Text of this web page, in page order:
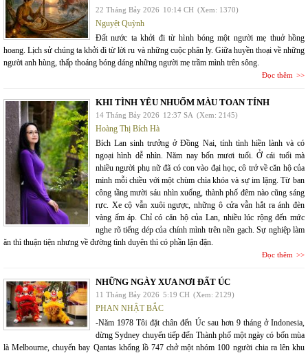
22 Tháng Bảy 2026 10:14 CH (Xem: 1370)
Nguyệt Quỳnh
Đất nước ta khởi đi từ hình bóng một người mẹ thuở hồng
hoang. Lịch sử chúng ta khởi đi từ lời ru và những cuộc phân ly. Giữa huyền thoại về những
người anh hùng, thấp thoáng bóng dáng những người mẹ trầm mình trên sông.
Đọc thêm
KHI TÌNH YÊU NHUỐM MÀU TOAN TÍNH
14 Tháng Bảy 2026 12:37 SA (Xem: 2145)
Hoàng Thị Bích Hà
Bích Lan sinh trưởng ở Đồng Nai, tính tình hiền lành và có
ngoại hình dễ nhìn. Năm nay bốn mươi tuổi. Ở cái tuổi mà
nhiều người phụ nữ đã có con vào đại học, cô trở về căn hộ của
mình mỗi chiều với một chùm chìa khóa và sự im lặng. Từ ban
công tầng mười sáu nhìn xuống, thành phố đêm nào cũng sáng
rực. Xe cộ vẫn xuôi ngược, những ô cửa vẫn hắt ra ánh đèn
vàng ấm áp. Chỉ có căn hộ của Lan, nhiều lúc rộng đến mức
nghe rõ tiếng dép của chính mình trên nền gạch. Sự nghiệp làm
ăn thì thuận tiện nhưng về đường tình duyên thì có phần lận đận.
Đọc thêm
NHỮNG NGÀY XƯA NƠI ĐẤT ÚC
11 Tháng Bảy 2026 5:19 CH (Xem: 2129)
PHAN NHẬT BẮC
-Năm 1978 Tôi đặt chân đến Úc sau hơn 9 tháng ở Indonesia,
dừng Sydney chuyển tiếp đến Thành phố một ngày có bốn mùa
là Melbourne, chuyến bay Qantas khổng lồ 747 chở một nhóm 100 người chia ra lên khu